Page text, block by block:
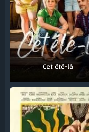
Cet été-là